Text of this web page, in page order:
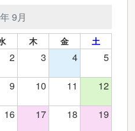
9月
木 金 土
2 3 4 5
9 10 11 12
16 17 18 19